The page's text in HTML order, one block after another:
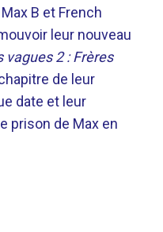
B et French
leur nouveau
vagues 2 : Frères
de leur
date et leur
prison de Max en